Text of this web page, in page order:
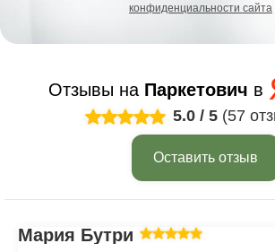
конфиденциальности сайта
Отзывы на Паркетович в
5.0 / 5 (57
Оставить отзыв
Мария Бутрим